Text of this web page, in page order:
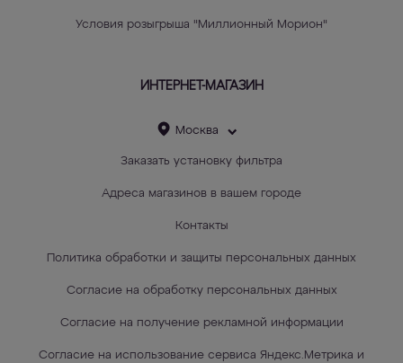
Условия розыгрыша "Миллионный Морион"
ИНТЕРНЕТ-МАГАЗИН
Москва
Заказать установку фильтра
Адреса магазинов в вашем городе
Контакты
Политика обработки и защиты персональных данных
Согласие на обработку персональных данных
Согласие на получение рекламной информации
Согласие на использование сервиса Яндекс.Метрика и